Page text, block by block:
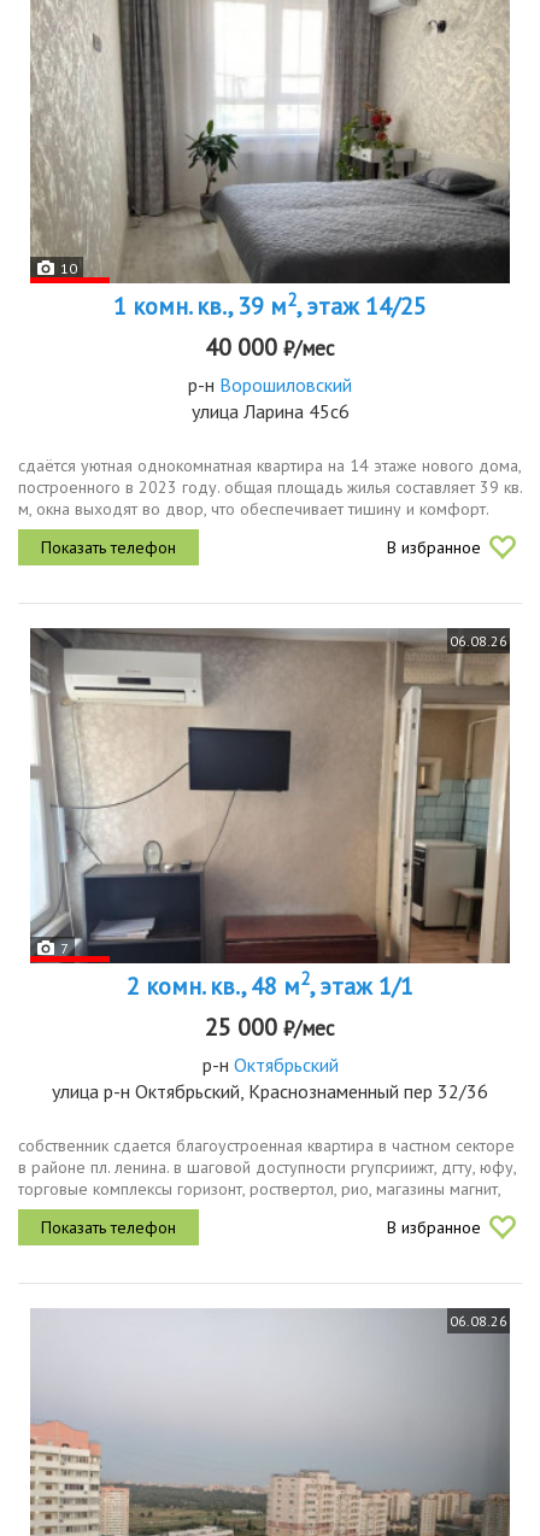
10
1 комн. кв., 39 м2, этаж 14/25
40 000 ₽/мес
р-н Ворошиловский
улица Ларина 45с6
сдаётся уютная однокомнатная квартира на 14 этаже нового дома,
построенного в 2023 году. общая площадь жилья составляет 39 кв.
м, окна выходят во двор, что обеспечивает тишину и комфорт.
дом оборудован двумя пассажирскими и одним грузовым лифтом,
В избранное
06.08.26
7
2 комн. кв., 48 м2, этаж 1/1
25 000 ₽/мес
р-н Октябрьский
улица р-н Октябрьский, Краснознаменный пер 32/36
собственник сдается благоустроенная квартира в частном секторе
в районе пл. ленина. в шаговой доступности ргупсриижт, дгту, юфу,
торговые комплексы горизонт, роствертол, рио, магазины магнит,
пятерочка, поликлиника, две гимназии, прекрасный парк с...
В избранное
06.08.26